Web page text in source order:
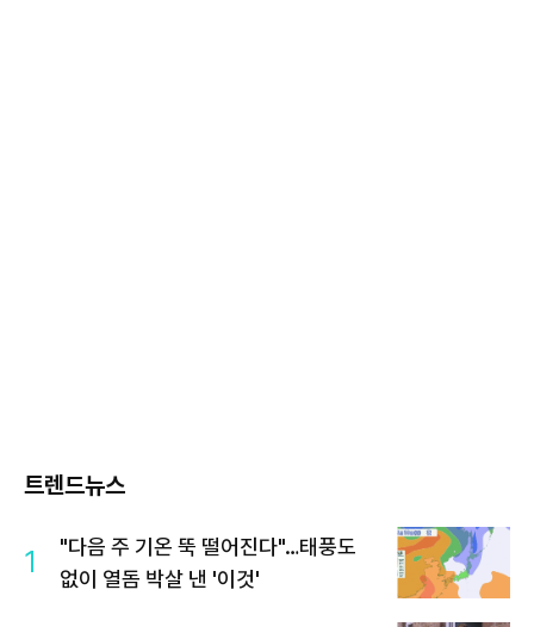
트렌드뉴스
1
"다음 주 기온 뚝 떨어진다"…태풍도
없이 열돔 박살 낸 '이것'